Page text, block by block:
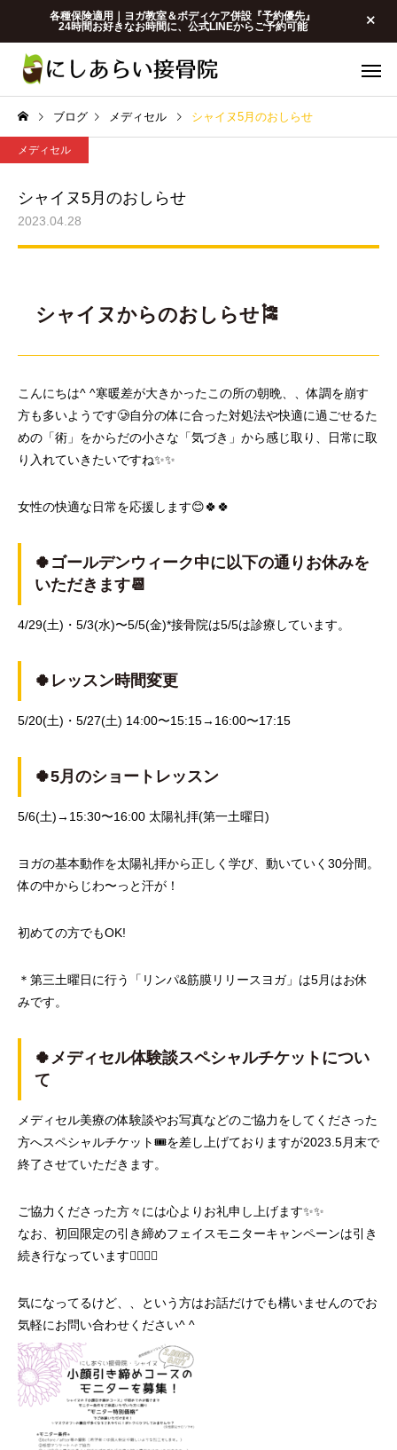
各種保険適用｜ヨガ教室＆ボディケア併設『予約優先』
24時間お好きなお時間に、公式LINEからご予約可能
保険・交通事
料金改訂のお知らせ
接骨院の治療（施術）
ブログ メディセル シャイヌ5月のおしらせ
メディセル
シャイヌ5月のおしらせ
2023.04.28
シャイヌからのおしらせ🎏
こんにちは^ ^寒暖差が大きかったこの所の朝晩、、体調を崩す
方も多いようです🥲自分の体に合った対処法や快適に過ごせるた
めの「術」をからだの小さな「気づき」から感じ取り、日常に取
り入れていきたいですね✨✨
女性の快適な日常を応援します😊🍀🍀
🍀 ゴールデンウィーク中に以下の通りお休みを
いただきます📆
4/29(土) ・ 5/3(水)〜5/5(金)*接骨院は5/5は診療しています。
🍀 レッスン時間変更
5/20(土) ・ 5/27(土) 14:00〜15:15→16:00〜17:15
🍀5月のショートレッスン
5/6(土)→15:30〜16:00 太陽礼拝(第一土曜日)
ヨガの基本動作を太陽礼拝から正しく学び、動いていく 30分間。
体の中からじわ〜っと汗が！
初めての方でもOK!
＊第三土曜日に行う「リンパ&筋膜リリースヨガ」は5月はお休
みです。
🍀メディセル体験談スペシャルチケットについ
て
メディセル美療の体験談やお写真などのご協力をしてくださった
方へスペシャルチケット🎟を差し上げておりますが2023.5月末で
終了させていただきます。
ご協力くださった方々には心よりお礼申し上げます✨✨
なお、初回限定の引き締めフェイスモニターキャンペーンは引き
続き行なっています💆‍♀️✨✨
気になってるけど、、という方はお話だけでも構いませんのでお
気軽にお問い合わせください^ ^